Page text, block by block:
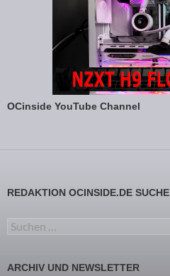
OCinside YouTube Channel
REDAKTION OCINSIDE.DE SUCHE
Suchen nach:
ARCHIV UND NEWSLETTER